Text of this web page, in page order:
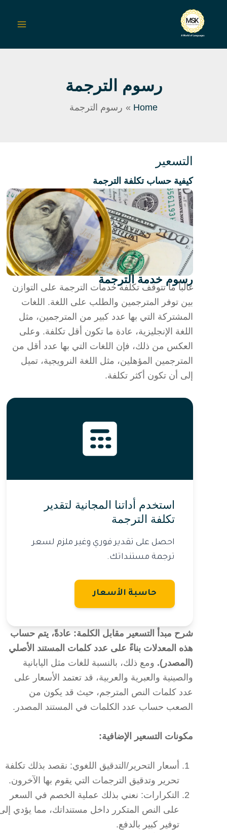
رسوم الترجمة
Home رسوم الترجمة
التسعير
كيفية حساب تكلفة الترجمة
رسوم خدمة الترجمة
غالباً ما تتوقف تكلفة خدمات الترجمة على التوازن
بين توفر المترجمين والطلب على اللغة. اللغات
المشتركة التي بها عدد كبير من المترجمين، مثل
اللغة الإنجليزية، عادة ما تكون أقل تكلفة. وعلى
العكس من ذلك، فإن اللغات التي بها عدد أقل من
المترجمين المؤهلين، مثل اللغة النرويجية، تميل
إلى أن تكون أكثر تكلفة.
استخدم أداتنا المجانية لتقدير
تكلفة الترجمة
احصل على تقدير فوري وغير ملزم لسعر
ترجمة مستنداتك.
حاسبة الأسعار
شرح مبدأ التسعير مقابل الكلمة: عادةً، يتم حساب
هذه المعدلات بناءً على عدد كلمات المستند الأصلي
(المصدر). ومع ذلك، بالنسبة للغات مثل اليابانية
والصينية والعبرية والعربية، قد تعتمد الأسعار على
عدد كلمات النص المترجم، حيث قد يكون من
الصعب حساب عدد الكلمات في المستند المصدر.
مكونات التسعير الإضافية:
أسعار التحرير/التدقيق اللغوي: نقصد بذلك تكلفة
تحرير وتدقيق الترجمات التي يقوم بها الآخرون.
التكرارات: نعني بذلك عملية الخصم في السعر
على النص المتكرر داخل مستنداتك، مما يؤدي إلى
توفير كبير بالدفع.